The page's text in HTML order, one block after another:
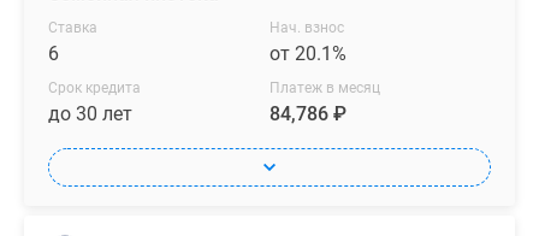
Ставка
6
Нач. взнос
от 20.1%
Срок кредита
до 30 лет
Платеж в месяц
84,786 ₽